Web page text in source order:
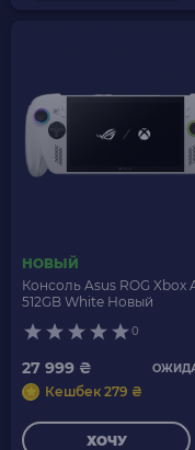
НОВЫЙ
Консоль Asus ROG Xbox
512GB White Новый
0
27 999 ₴
Кешбек 279 ₴
ХОЧУ